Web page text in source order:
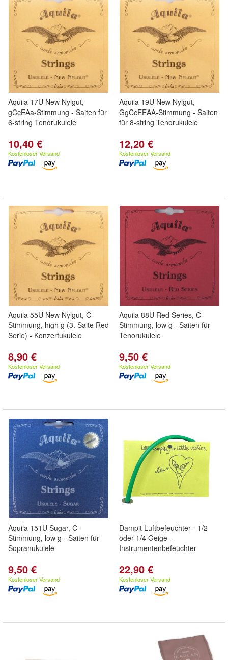
Aquila 17U New Nylgut,
gCcEAa-Stimmung - Saiten für
6-string Tenorukulele
10,40 €
Kostenloser Versand
Aquila 19U New Nylgut,
GgCcEEAA-Stimmung - Saiten
für 8-string Tenorukulele
12,20 €
Kostenloser Versand
Aquila 55U New Nylgut, C-
Stimmung, high g (3. Saite Red
Serie) - Konzertukulele
8,90 €
Kostenloser Versand
Aquila 88U Red Series, C-
Stimmung, low g - Saiten für
Tenorukulele
9,50 €
Kostenloser Versand
Aquila 151U Sugar, C-
Stimmung, low g - Saiten für
Sopranukulele
9,50 €
Kostenloser Versand
Dampit Luftbefeuchter - 1/2
oder 1/4 Geige -
Instrumentenbefeuchter
22,90 €
Kostenloser Versand